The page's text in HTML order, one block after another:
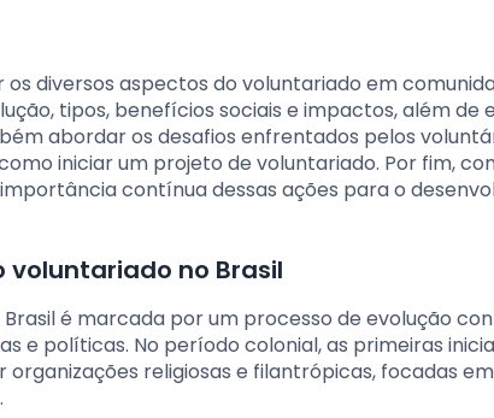
diversos aspectos do voluntariado em
tipos, benefícios sociais e impactos, além
abordar os desafios enfrentados pelos
iniciar um projeto de voluntariado. Por fim,
contínua dessas ações para o
voluntariado no Brasil
é marcada por um processo de evolução
e políticas. No período colonial, as primeiras
religiosas e filantrópicas, focadas